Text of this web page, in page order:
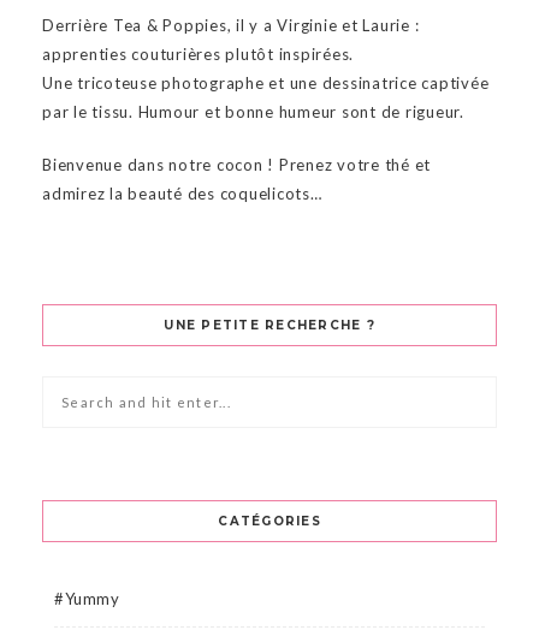
Derrière Tea & Poppies, il y a Virginie et Laurie :
apprenties couturières plutôt inspirées.
Une tricoteuse photographe et une dessinatrice captivée
par le tissu. Humour et bonne humeur sont de rigueur.
Bienvenue dans notre cocon ! Prenez votre thé et
admirez la beauté des coquelicots…
UNE PETITE RECHERCHE ?
CATÉGORIES
#Yummy